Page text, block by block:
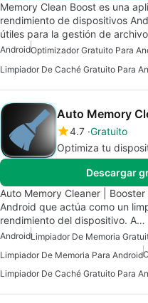
Memory Clean Boost es una
rendimiento de dispositivos
útiles para la gestión de
AndroidOptimizador Gratuito Para
Auto Memory
4.7 Gratuito
Optimiza tu
Descargar
Auto Memory Cleaner |
Android que actúa como un
rendimiento del dispositivo. A…
Android
Limpiador De Memoria Para Android